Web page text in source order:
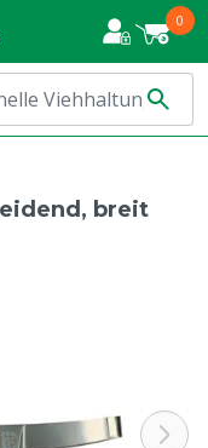
0
breit